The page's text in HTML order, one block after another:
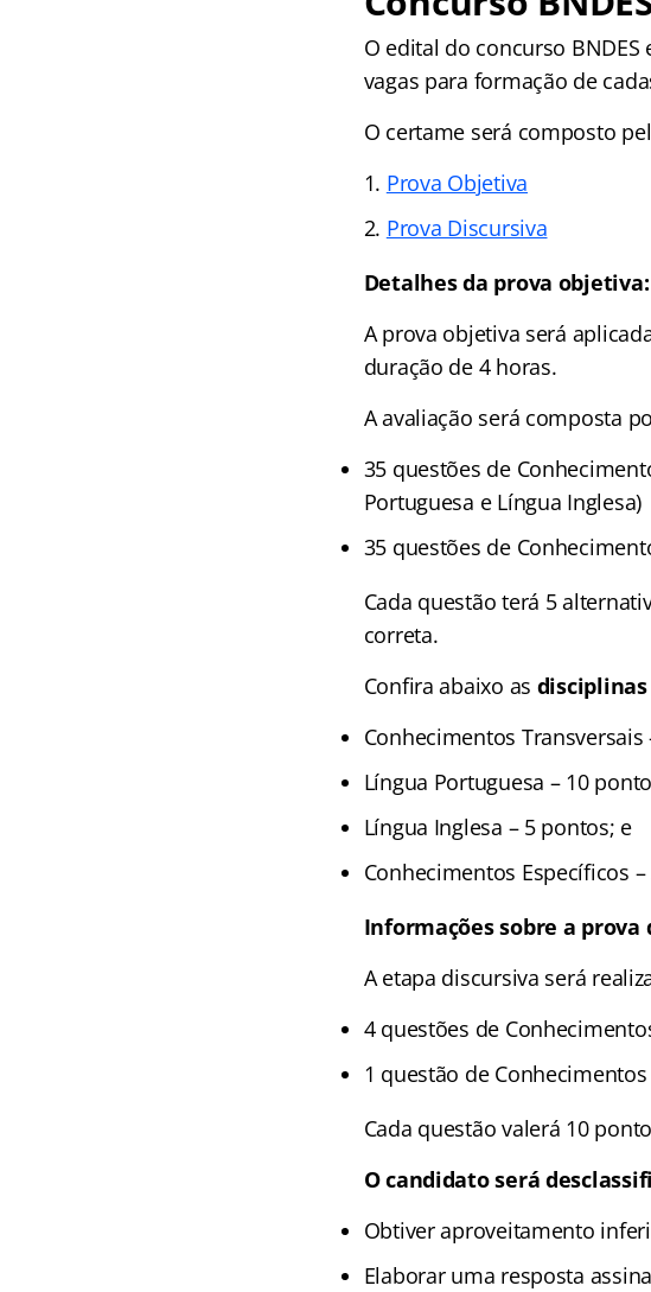
O edital do concurso
vagas para formação de
O certame será composto
Prova Objetiva
Prova Discursiva
Detalhes da prova objetiva:
A prova objetiva será
duração de 4 horas.
A avaliação será composta
35 questões de
Portuguesa e Língua Inglesa)
35 questões de
Cada questão terá 5
correta.
Confira abaixo as disciplinas
Conhecimentos Transversais
Língua Portuguesa – 10
Língua Inglesa – 5 pontos; e
Conhecimentos Específicos
Informações sobre a prova
A etapa discursiva será
4 questões de
1 questão de
Cada questão valerá 10
O candidato será
Obtiver aproveitamento
Elaborar uma resposta